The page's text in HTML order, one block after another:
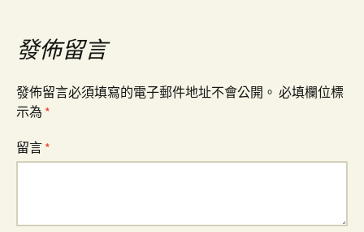
導
覽
發佈留言
發佈留言必須填寫的電子郵件地址不會公開。 必填欄位標
示為 *
留言 *